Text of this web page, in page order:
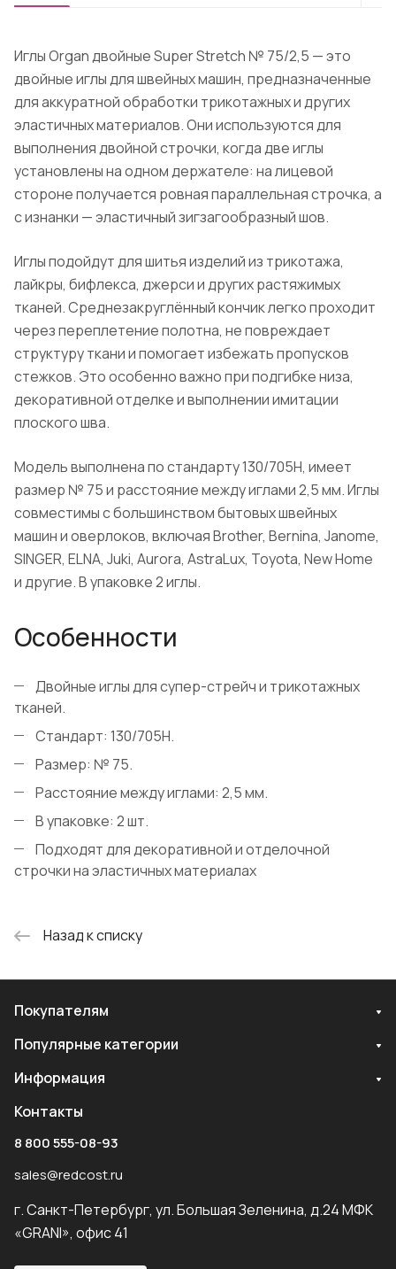
Иглы Organ двойные Super Stretch № 75/2,5 — это
двойные иглы для швейных машин, предназначенные
для аккуратной обработки трикотажных и других
эластичных материалов. Они используются для
выполнения двойной строчки, когда две иглы
установлены на одном держателе: на лицевой
стороне получается ровная параллельная строчка, а
с изнанки — эластичный зигзагообразный шов.
Иглы подойдут для шитья изделий из трикотажа,
лайкры, бифлекса, джерси и других растяжимых
тканей. Среднезакруглённый кончик легко проходит
через переплетение полотна, не повреждает
структуру ткани и помогает избежать пропусков
стежков. Это особенно важно при подгибке низа,
декоративной отделке и выполнении имитации
плоского шва.
Модель выполнена по стандарту 130/705H, имеет
размер № 75 и расстояние между иглами 2,5 мм. Иглы
совместимы с большинством бытовых швейных
машин и оверлоков, включая Brother, Bernina, Janome,
SINGER, ELNA, Juki, Aurora, AstraLux, Toyota, New Home
и другие. В упаковке 2 иглы.
Особенности
Двойные иглы для супер-стрейч и трикотажных
тканей.
Стандарт: 130/705H.
Размер: № 75.
Расстояние между иглами: 2,5 мм.
В упаковке: 2 шт.
Подходят для декоративной и отделочной
строчки на эластичных материалах
Назад к списку
Покупателям
Популярные категории
Информация
Контакты
8 800 555-08-93
sales@redcost.ru
г. Санкт-Петербург, ул. Большая Зеленина, д.24 МФК
«GRANI», офис 41